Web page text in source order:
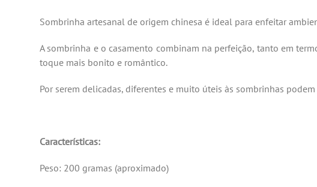
Sombrinha artesanal de origem chinesa é ideal para enfeitar
A sombrinha e o casamento combinam na perfeição, tanto em
toque mais bonito e romântico.
Por serem delicadas, diferentes e muito úteis às sombrinhas
Características:
Peso: 200 gramas (aproximado)